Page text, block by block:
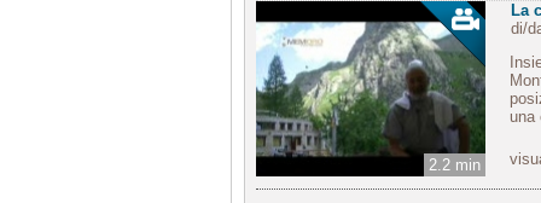
2.2 min
La
di/
una